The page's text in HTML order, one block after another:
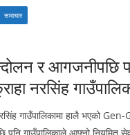
समाचार
र आगजनीपछि
नरसिंह
गाउँपालिकामा हालै भएको Gen-